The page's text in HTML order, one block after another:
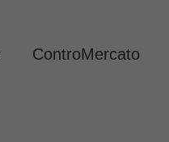
ControMercato